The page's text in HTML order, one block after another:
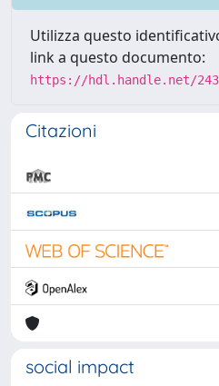
Utilizza questo
link a questo documento:
https://hdl.handle.net/
Citazioni
social impact